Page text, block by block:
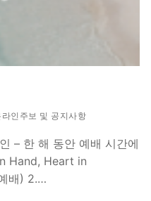
라인주보 및 공지사항
– 한 해 동안 예배 시간에
Hand, Heart in
배) 2.…